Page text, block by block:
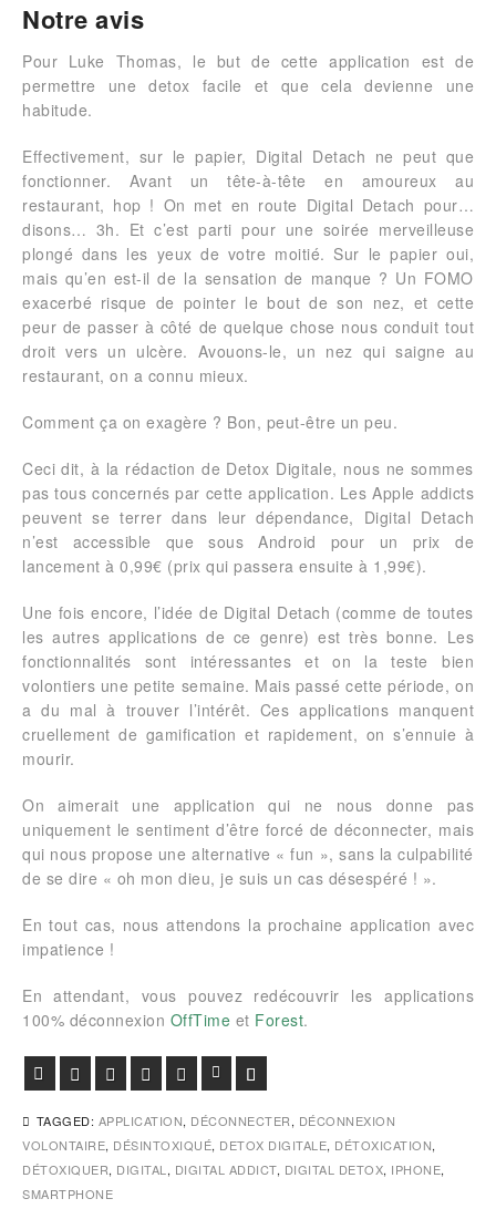
Notre avis
Pour Luke Thomas, le but de cette application est de
permettre une detox facile et que cela devienne une
habitude.
Effectivement, sur le papier, Digital Detach ne peut que
fonctionner. Avant un tête-à-tête en amoureux au
restaurant, hop ! On met en route Digital Detach pour…
disons… 3h. Et c’est parti pour une soirée merveilleuse
plongé dans les yeux de votre moitié. Sur le papier oui,
mais qu’en est-il de la sensation de manque ? Un FOMO
exacerbé risque de pointer le bout de son nez, et cette
peur de passer à côté de quelque chose nous conduit tout
droit vers un ulcère. Avouons-le, un nez qui saigne au
restaurant, on a connu mieux.
Comment ça on exagère ? Bon, peut-être un peu.
Ceci dit, à la rédaction de Detox Digitale, nous ne sommes
pas tous concernés par cette application. Les Apple addicts
peuvent se terrer dans leur dépendance, Digital Detach
n’est accessible que sous Android pour un prix de
lancement à 0,99€ (prix qui passera ensuite à 1,99€).
Une fois encore, l’idée de Digital Detach (comme de toutes
les autres applications de ce genre) est très bonne. Les
fonctionnalités sont intéressantes et on la teste bien
volontiers une petite semaine. Mais passé cette période, on
a du mal à trouver l’intérêt. Ces applications manquent
cruellement de gamification et rapidement, on s’ennuie à
mourir.
On aimerait une application qui ne nous donne pas
uniquement le sentiment d’être forcé de déconnecter, mais
qui nous propose une alternative « fun », sans la culpabilité
de se dire « oh mon dieu, je suis un cas désespéré ! ».
En tout cas, nous attendons la prochaine application avec
impatience !
En attendant, vous pouvez redécouvrir les applications
100% déconnexion OffTime et Forest.
FacebookTwitter Google+PinterestViadeo LinkedIn
TAGGED: APPLICATION, DÉCONNECTER, DÉCONNEXION
VOLONTAIRE, DÉSINTOXIQUÉ, DETOX DIGITALE, DÉTOXICATION,
DÉTOXIQUER, DIGITAL , DIGITAL ADDICT, DIGITAL DETOX, IPHONE,
SMARTPHONE